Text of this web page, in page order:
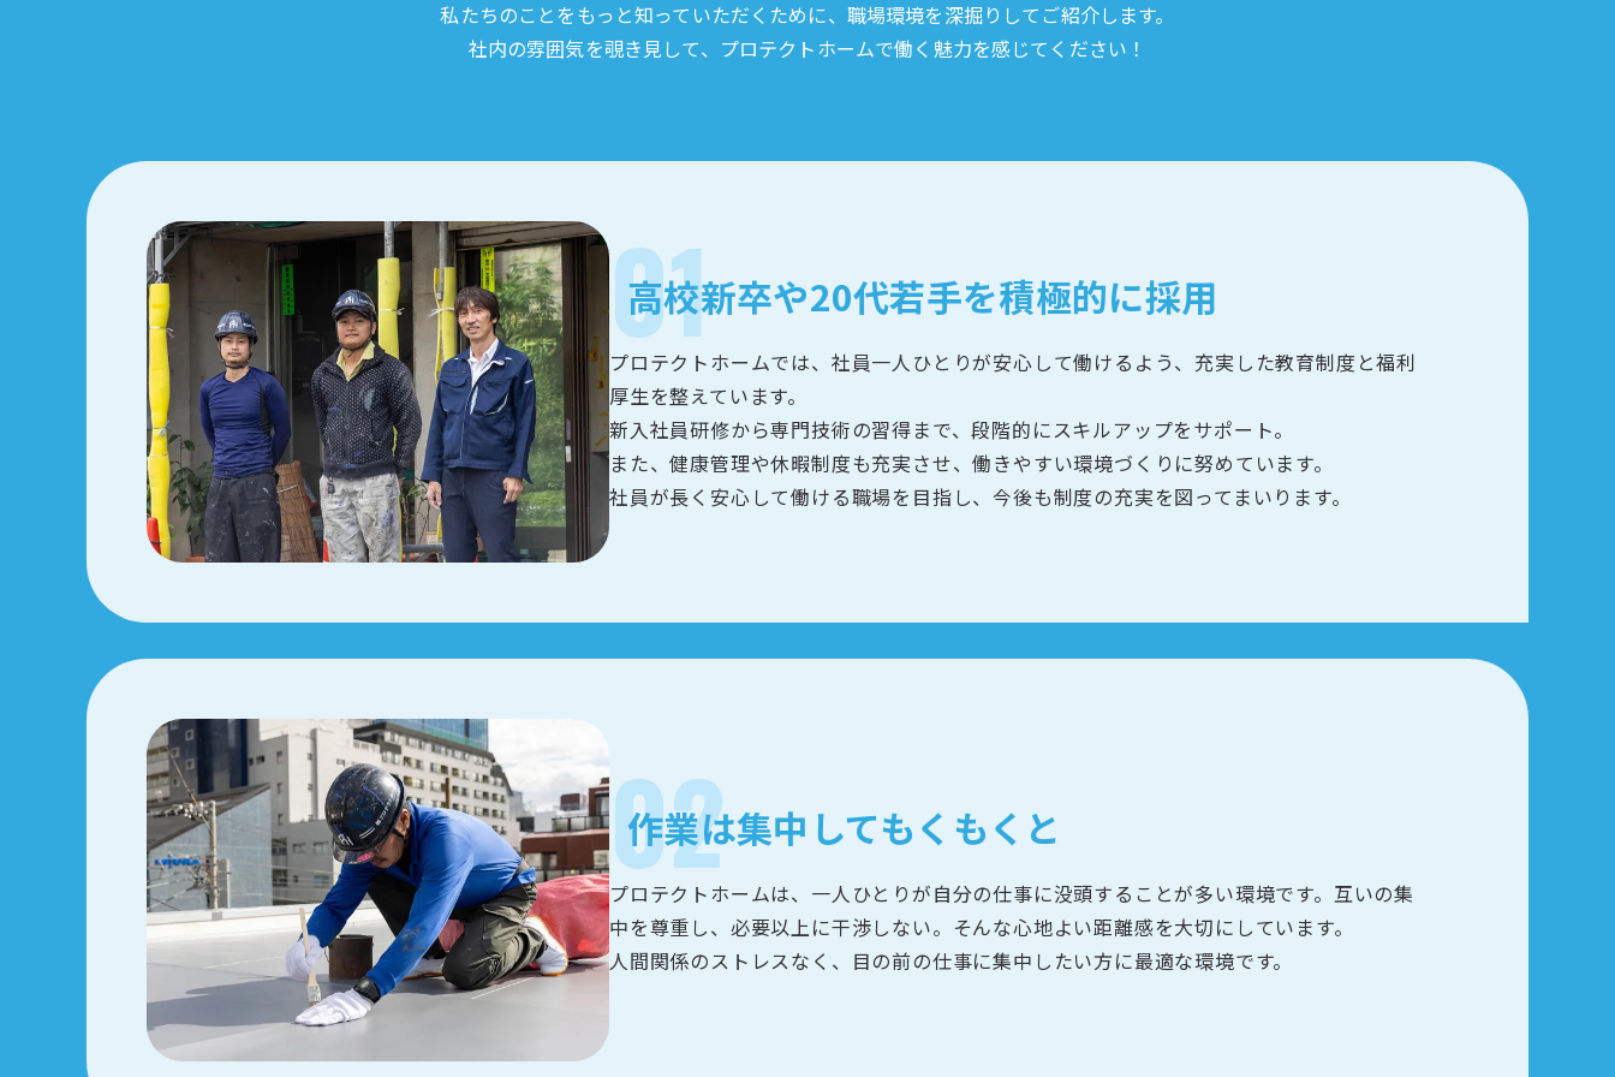
私たちのことをもっと知っていただくために、職場環境を深掘りしてご紹介します。
社内の雰囲気を覗き見して、プロテクトホームで働く魅力を感じてください！
高校新卒や20代若手を積極的に採用
プロテクトホームでは、社員一人ひとりが安心して働けるよう、充実した教育制度と福利
厚生を整えています。
新入社員研修から専門技術の習得まで、段階的にスキルアップをサポート。
また、健康管理や休暇制度も充実させ、働きやすい環境づくりに努めています。
社員が長く安心して働ける職場を目指し、今後も制度の充実を図ってまいります。
作業は集中してもくもくと
プロテクトホームは、一人ひとりが自分の仕事に没頭することが多い環境です。互いの集
中を尊重し、必要以上に干渉しない。そんな心地よい距離感を大切にしています。
人間関係のストレスなく、目の前の仕事に集中したい方に最適な環境です。